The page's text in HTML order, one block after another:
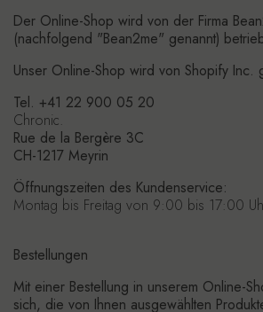
Der Online-Shop wird von der Firma
(nachfolgend "Bean2me" genannt)
Unser Online-Shop wird von Shopify Inc.
Tel. +41 22 900 05 20
Chronic.
Rue de la Bergère 3C
CH-1217 Meyrin
Öffnungszeiten des Kundenservice:
Montag bis Freitag von 9:00 bis 17:00
Bestellungen
Mit einer Bestellung in unserem Online-
sich, die von Ihnen ausgewählten